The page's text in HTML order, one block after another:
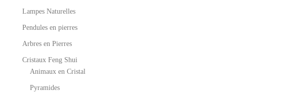
Lampes Naturelles
Pendules en pierres
Arbres en Pierres
Cristaux Feng Shui
Animaux en Cristal
Pyramides